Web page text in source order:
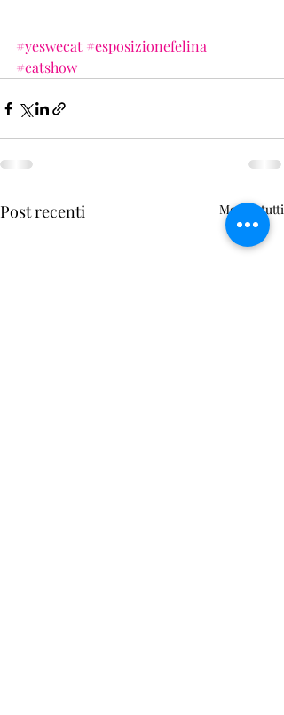
#yeswecat #esposizionefelina
#catshow
Post recenti Mostra tutti